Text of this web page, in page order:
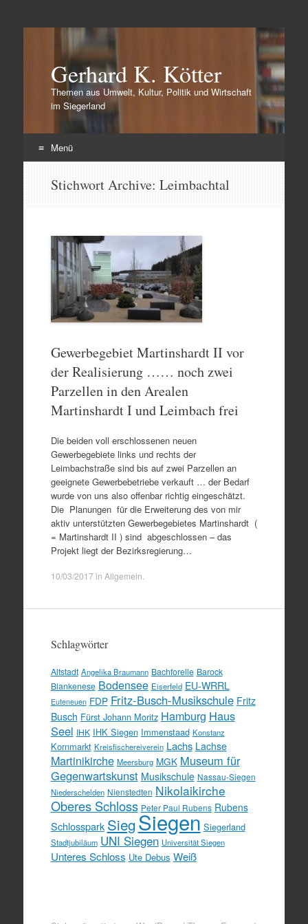
Gerhard K. Kötter
Themen aus Umwelt, Kultur, Politik und Wirtschaft
im Siegerland
Menü
Stichwort Archive: Leimbachtal
Gewerbegebiet Martinshardt II vor
der Realisierung …… noch zwei
Parzellen in den Arealen
Martinshardt I und Leimbach frei
Die beiden voll erschlossenen neuen
Gewerbegebiete links und rechts der
Leimbachstraße sind bis auf zwei Parzellen an
geeignete Gewerbebetriebe verkauft … der Bedarf
wurde von uns also offenbar richtig eingeschätzt.
Die Planungen für die Erweiterung des von mir
aktiv unterstützten Gewerbegebietes Martinshardt (
= Martinshardt II ) sind abgeschlossen – das
Projekt liegt der Bezirksregierung…
10/03/2017 in Allgemein
Schlagwörter
Altstadt Angelika Braumann Bachforelle Barock
Blankenese Bodensee Eiserfeld EU-WRRL
Euteneuen FDP Fritz-Busch-Musikschule Fritz
Busch Fürst Johann Moritz Hamburg Haus
Seel IHK IHK Siegen Immenstaad Konstanz
Kornmarkt Kreisfischereiverein Lachs Lachse
Martinikirche Meersburg MGK Museum für
Gegenwartskunst Musikschule Nassau-Siegen
Niederschelden Nienstedten Nikolaikirche
Oberes Schloss Peter Paul Rubens Rubens
Schlosspark SiegSiegen Siegerland
Stadtjubiläum UNI Siegen Universität Siegen
Unteres Schloss Ute Debus Weiß